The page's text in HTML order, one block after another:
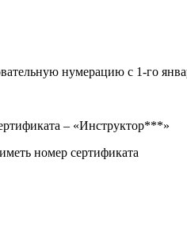
нумерацию с 1-го
– «Инструктор***»
номер сертификата